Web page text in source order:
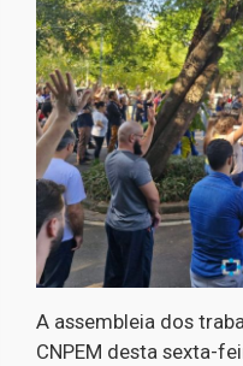
A assembleia dos
CNPEM desta sexta-